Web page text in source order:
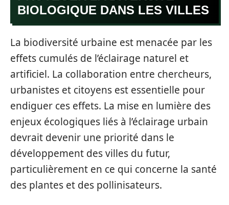
BIOLOGIQUE DANS LES VILLES
La biodiversité urbaine est menacée par les
effets cumulés de l’éclairage naturel et
artificiel. La collaboration entre chercheurs,
urbanistes et citoyens est essentielle pour
endiguer ces effets. La mise en lumière des
enjeux écologiques liés à l’éclairage urbain
devrait devenir une priorité dans le
développement des villes du futur,
particulièrement en ce qui concerne la santé
des plantes et des pollinisateurs.